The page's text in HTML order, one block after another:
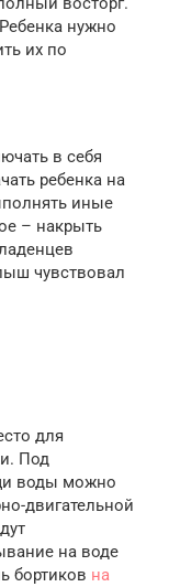
нужно
их по
в себя
ребенка на
иные
– накрыть
чувствовал
для
Под
воды можно
двигательной
на воде
бортиков на